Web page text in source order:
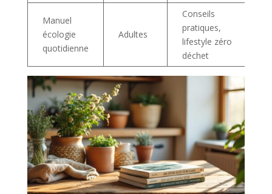
Manuel
écologie
quotidienne
Adultes
Conseils
pratiques,
lifestyle zéro
déchet